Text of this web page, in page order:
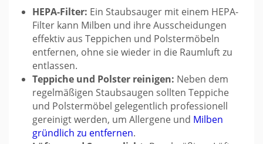
HEPA-Filter: Ein Staubsauger mit einem HEPA-
Filter kann Milben und ihre Ausscheidungen
effektiv aus Teppichen und Polstermöbeln
entfernen, ohne sie wieder in die Raumluft zu
entlassen.
Teppiche und Polster reinigen: Neben dem
regelmäßigen Staubsaugen sollten Teppiche
und Polstermöbel gelegentlich professionell
gereinigt werden, um Allergene und Milben
gründlich zu entfernen.